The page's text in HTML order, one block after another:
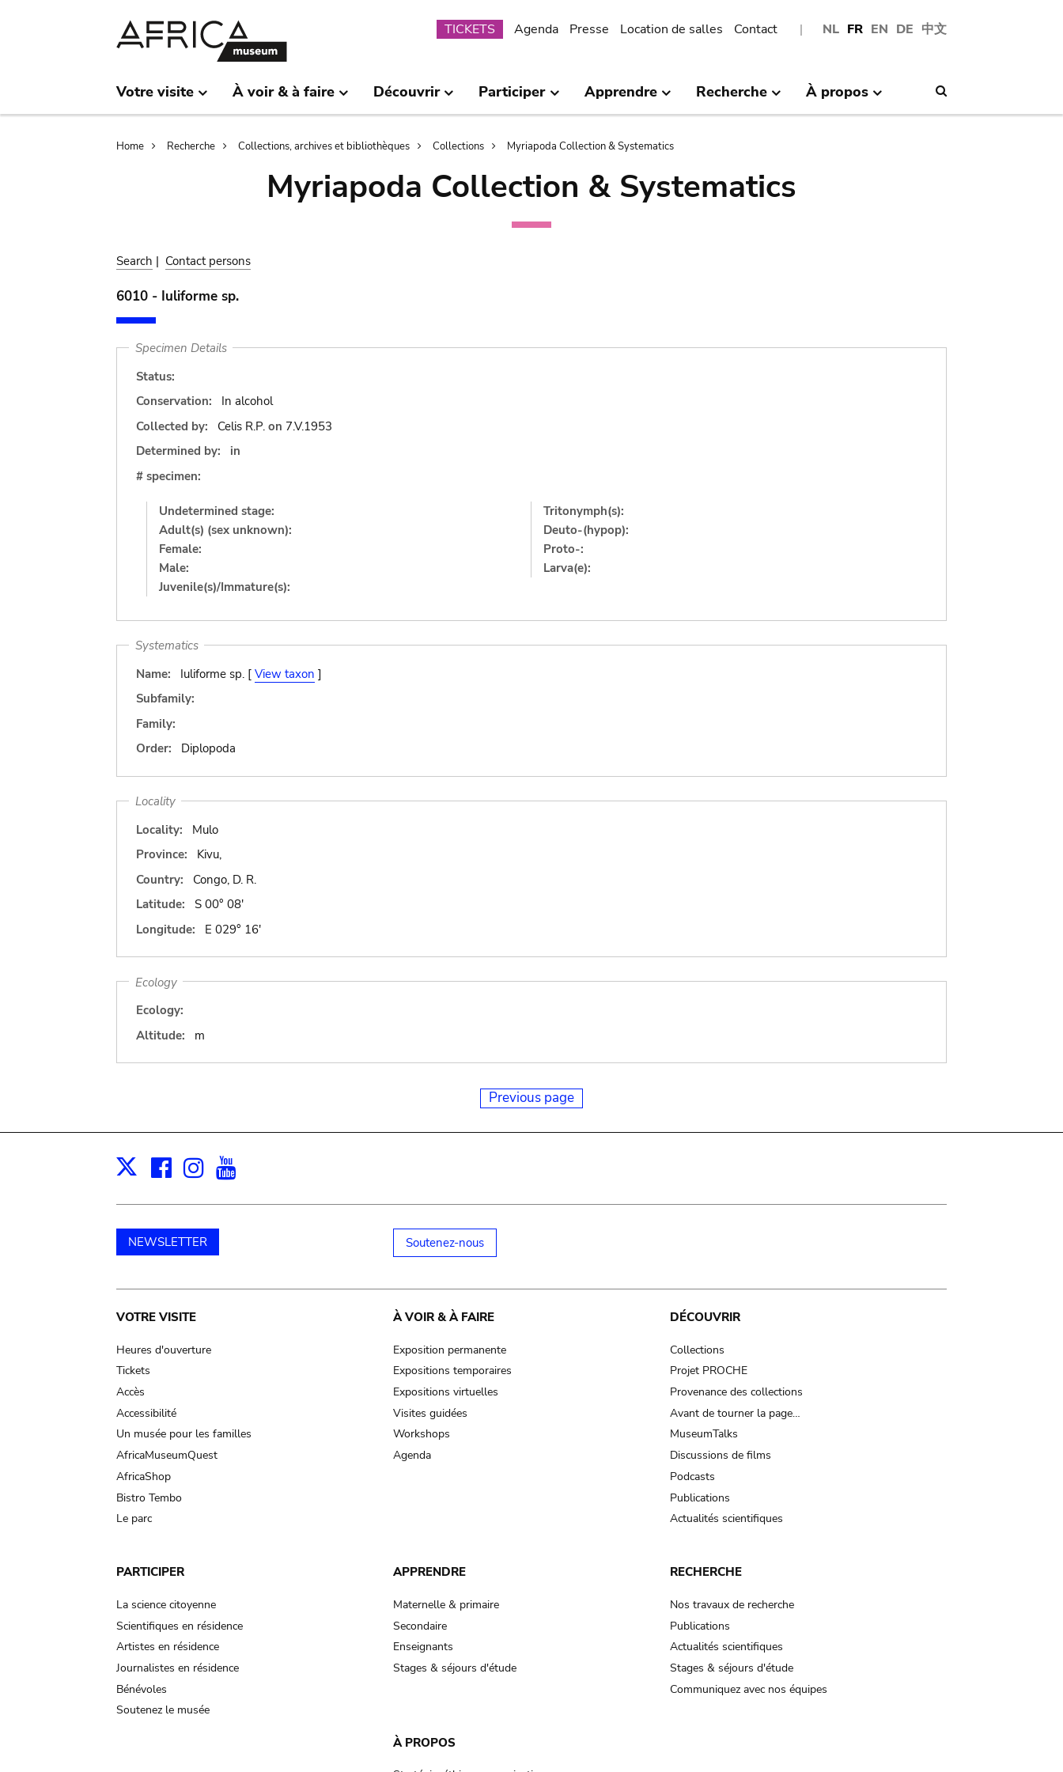
NL FR EN DE 中文
Submenu
TICKETS Agenda Presse Location de salles Contact
Votre visite À voir & à faire Découvrir Participer Apprendre Recherche À propos
Breadcrumb
Home Recherche Collections, archives et bibliothèques Collections Myriapoda Collection & Systematics
Myriapoda Collection & Systematics
Search | Contact persons
6010 - Iuliforme sp.
Specimen Details
Status:
Conservation:
In alcohol
Collected by:
Celis R.P. on 7.V.1953
Determined by:
in
# specimen:
Undetermined stage:
Adult(s) (sex unknown):
Female:
Male:
Juvenile(s)/Immature(s):
Tritonymph(s):
Deuto-(hypop):
Proto-:
Larva(e):
Systematics
Name:
Iuliforme sp. [ View taxon ]
Subfamily:
Family:
Order:
Diplopoda
Locality
Locality:
Mulo
Province:
Kivu,
Country:
Congo, D. R.
Latitude:
S 00° 08'
Longitude:
E 029° 16'
Ecology
Ecology:
Altitude:
m
Previous page
X Facebook
Instagram
NEWSLETTER Soutenez-nous
Main
navigation
VOTRE VISITE
Heures d'ouverture
Tickets
Accès
Accessibilité
Un musée pour les familles
AfricaMuseumQuest
AfricaShop
Bistro Tembo
Le parc
À VOIR & À FAIRE
Exposition permanente
Expositions temporaires
Expositions virtuelles
Visites guidées
Workshops
Agenda
DÉCOUVRIR
Collections
Projet PROCHE
Provenance des collections
Avant de tourner la page…
MuseumTalks
Discussions de films
Podcasts
Publications
Actualités scientifiques
PARTICIPER
La science citoyenne
Scientifiques en résidence
Artistes en résidence
Journalistes en résidence
Bénévoles
Soutenez le musée
APPRENDRE
Maternelle & primaire
Secondaire
Enseignants
Stages & séjours d'étude
RECHERCHE
Nos travaux de recherche
Publications
Actualités scientifiques
Stages & séjours d'étude
Communiquez avec nos équipes
À PROPOS